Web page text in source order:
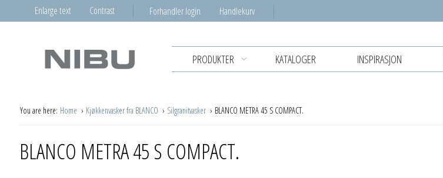
Enlarge text Contrast Forhandler login Handlekurv
PRODUKTER KATALOGER INSPIRASJON
You are here: Home Kjøkkenvasker fra BLANCO Silgranitvasker BLANCO METRA 45 S COMPACT.
BLANCO METRA 45 S COMPACT.